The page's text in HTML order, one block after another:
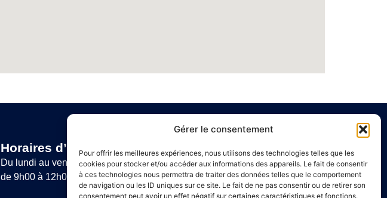
Gérer le consentement
Pour offrir les meilleures expériences, nous utilisons des technologies telles que les
cookies pour stocker et/ou accéder aux informations des appareils. Le fait de consentir
à ces technologies nous permettra de traiter des données telles que le comportement
de navigation ou les ID uniques sur ce site. Le fait de ne pas consentir ou de retirer son
consentement peut avoir un effet négatif sur certaines caractéristiques et fonctions.
Horaires d’ouverture
Du lundi au vendredi :
de 9h00 à 12h00 et de 14h00 à 16h00
Liens utiles
Annuaire de santé
Mentions légales
Politique de confidentialité